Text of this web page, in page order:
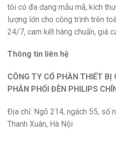
tôi có đa dạng mẫu mã, kích
lượng lớn cho công trình trên
24/7, cam kết hàng chuẩn, giá
Thông tin liên hệ
CÔNG TY CỔ PHẦN THIẾT BỊ
PHÂN PHỐI ĐÈN PHILIPS
Địa chỉ: Ngõ 214, ngách 55, số
Thanh Xuân, Hà Nội